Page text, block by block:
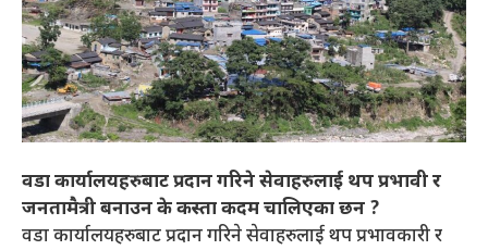
वडा कार्यालयहरुबाट प्रदान गरिने सेवाहरुलाई थप प्रभावी र
जनतामैत्री बनाउन के कस्ता कदम चालिएका छन ?
वडा कार्यालयहरुबाट प्रदान गरिने सेवाहरुलाई थप प्रभावकारी र